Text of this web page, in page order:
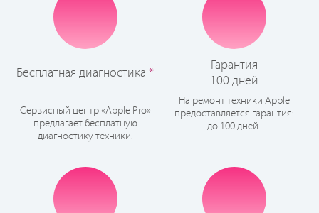
Бесплатная диагностика *
Сервисный центр «Apple Pro»
предлагает бесплатную
диагностику техники.
Гарантия
100 дней
На ремонт техники Apple
предоставляется гарантия:
до 100 дней.